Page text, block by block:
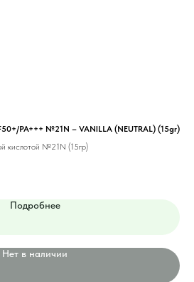
PA+++ №21N – VANILLA (NEUTRAL) (15gr)
кислотой №21N (15гр)
Подробнее
Нет в наличии